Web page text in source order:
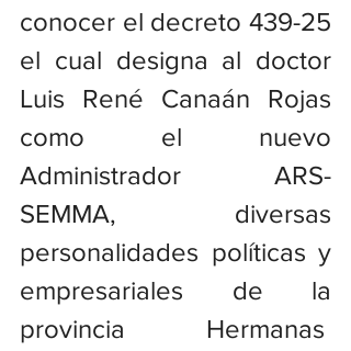
conocer el decreto 439-25
el cual designa al doctor
Luis René Canaán Rojas
como el nuevo
Administrador ARS-
SEMMA, diversas
personalidades políticas y
empresariales de la
provincia Hermanas